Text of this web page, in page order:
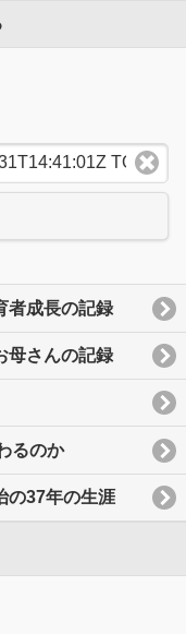
者成長の記録
母さんの記録
るのか
の37年の生涯